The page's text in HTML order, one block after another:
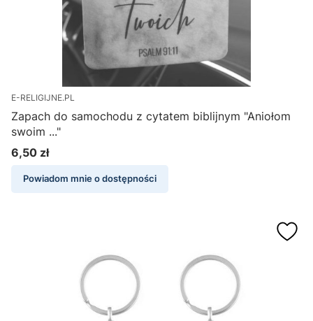
E-RELIGIJNE.PL
Zapach do samochodu z cytatem biblijnym "Aniołom
swoim ..."
Cena
6,50 zł
Powiadom mnie o dostępności